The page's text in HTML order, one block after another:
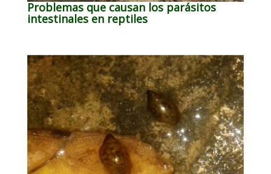
Problemas que causan los parásitos
intestinales en reptiles